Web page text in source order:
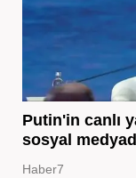
Putin'in canlı
sosyal
Haber7